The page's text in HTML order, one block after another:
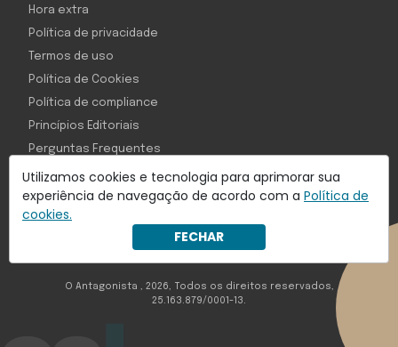
Utilizamos cookies e tecnologia para aprimorar sua
experiência de navegação de acordo com a Política de
cookies.
FECHAR
Com inteligência e tecnologia:
Object1ve - Marketing Solution
Hora extra
Política de privacidade
Termos de uso
Política de Cookies
Política de compliance
Princípios Editoriais
Perguntas Frequentes
O Antagonista , 2026, Todos os direitos reservados,
25.163.879/0001-13.